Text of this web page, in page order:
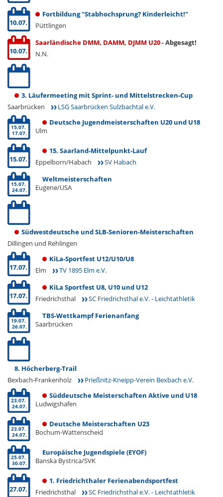
Fortbildung "Stabhochsprung? Kinderleicht!"
10.07.
Püttlingen
Saarländische DMM, DAMM, DJMM U20- Abgesagt!
10.07.
N.N.
3. Läufermeeting mit Sprint- und Mittelstrecken-Cup
Saarbrücken
LSG Saarbrücken Sulzbachtal e.V.
Deutsche Jugendmeisterschaften U20 und U18
15.07.
17.07.
Ulm
15. Saarland-Mittelpunkt-Lauf
15.07.
Eppelborn/Habach
SV Habach
Weltmeisterschaften
15.07.
24.07.
Eugene/USA
Südwestdeutsche und SLB-Senioren-Meisterschaften
Dillingen und Rehlingen
KiLa-Sportfest U12/U10/U8
17.07.
Elm
TV 1895 Elm e.V.
KiLa Sportfest U8, U10 und U12
17.07.
Friedrichsthal
SC Friedrichsthal e.V. - Leichtathletik
TBS-Wettkampf Ferienanfang
19.07.
26.07.
Saarbrücken
8. Höcherberg-Trail
Bexbach-Frankenholz
Prießnitz-Kneipp-Verein Bexbach e.V.
Süddeutsche Meisterschaften Aktive und U18
23.07.
24.07.
Ludwigshafen
Deutsche Meisterschaften U23
23.07.
24.07.
Bochum-Wattenscheid
Europäische Jugendspiele (EYOF)
25.07.
30.07.
Banska Bystrica/SVK
1. Friedrichthaler Ferienabendsportfest
27.07.
Friedrichsthal
SC Friedrichsthal e.V. - Leichtathletik